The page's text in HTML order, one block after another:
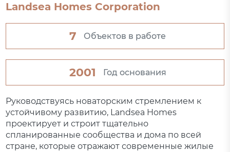
Landsea Homes Corporation
7 Объектов в работе
2001 Год основания
Руководствуясь новаторским стремлением к
устойчивому развитию, Landsea Homes
проектирует и строит тщательно
спланированные сообщества и дома по всей
стране, которые отражают современные жилые